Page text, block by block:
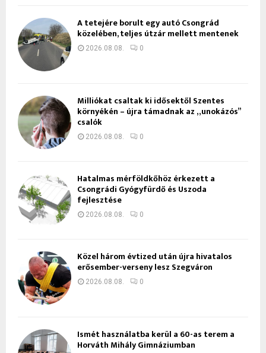
A tetejére borult egy autó Csongrád
közelében, teljes útzár mellett mentenek
2026.08.08. 0
Milliókat csaltak ki idősektől Szentes
környékén – újra támadnak az „unokázós”
csalók
2026.08.08. 0
Hatalmas mérföldkőhöz érkezett a
Csongrádi Gyógyfürdő és Uszoda
fejlesztése
2026.08.08. 0
Közel három évtized után újra hivatalos
erősember-verseny lesz Szegváron
2026.08.08. 0
Ismét használatba kerül a 60-as terem a
Horváth Mihály Gimnáziumban